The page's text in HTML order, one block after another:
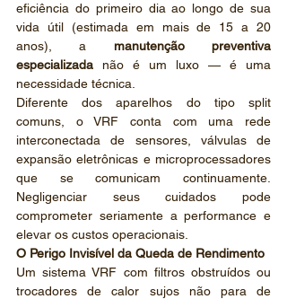
eficiência do primeiro dia ao longo de sua
vida útil (estimada em mais de 15 a 20
anos), a manutenção preventiva
especializada não é um luxo — é uma
necessidade técnica.
Diferente dos aparelhos do tipo split
comuns, o VRF conta com uma rede
interconectada de sensores, válvulas de
expansão eletrônicas e microprocessadores
que se comunicam continuamente.
Negligenciar seus cuidados pode
comprometer seriamente a performance e
elevar os custos operacionais.
O Perigo Invisível da Queda de Rendimento
Um sistema VRF com filtros obstruídos ou
trocadores de calor sujos não para de